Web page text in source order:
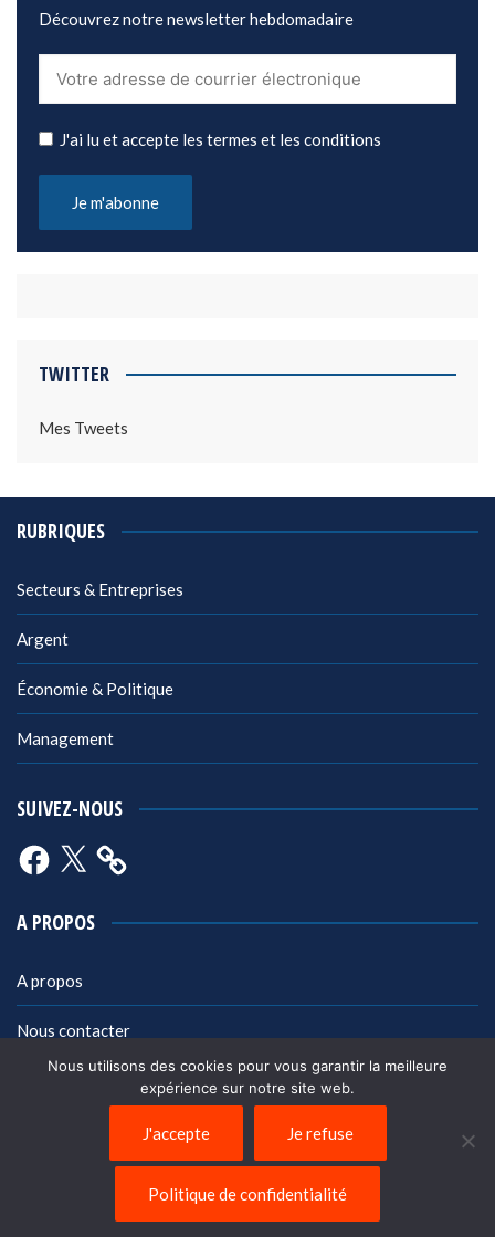
Découvrez notre newsletter hebdomadaire
J'ai lu et accepte les termes et les conditions
TWITTER
Mes Tweets
RUBRIQUES
Secteurs & Entreprises
Argent
Économie & Politique
Management
SUIVEZ-NOUS
Facebook
X
A PROPOS
A propos
Nous contacter
Politique de confidentialité
Nous utilisons des cookies pour vous garantir la meilleure
expérience sur notre site web.
J'accepte Je refuse
Politique de confidentialité